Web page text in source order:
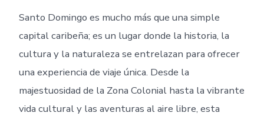
Santo Domingo es mucho más que una simple
capital caribeña; es un lugar donde la historia, la
cultura y la naturaleza se entrelazan para ofrecer
una experiencia de viaje única. Desde la
majestuosidad de la Zona Colonial hasta la vibrante
vida cultural y las aventuras al aire libre, esta